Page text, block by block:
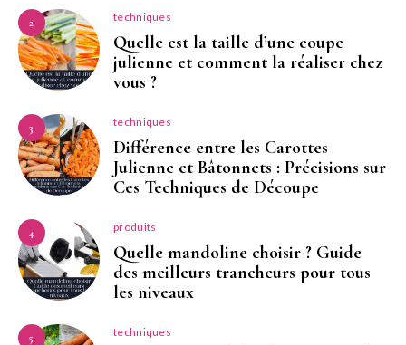
2 techniques
Quelle est la taille d’une coupe
julienne et comment la réaliser chez
vous ?
3 techniques
Différence entre les Carottes
Julienne et Bâtonnets : Précisions sur
Ces Techniques de Découpe
4 produits
Quelle mandoline choisir ? Guide
des meilleurs trancheurs pour tous
les niveaux
5 techniques